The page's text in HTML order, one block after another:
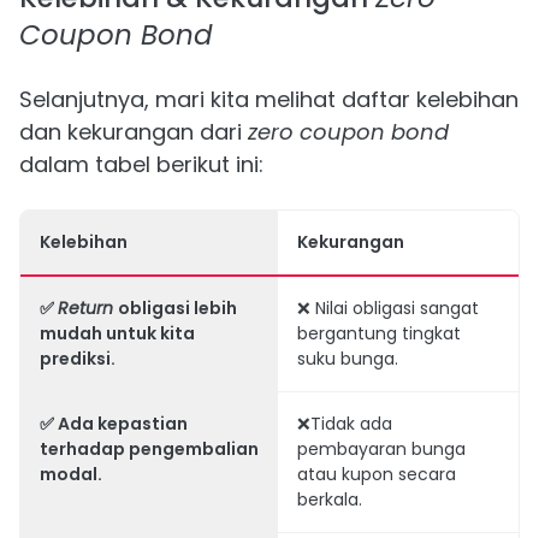
Coupon Bond
Selanjutnya, mari kita melihat daftar kelebihan
dan kekurangan dari zero coupon bond
dalam tabel berikut ini:
Kelebihan Kekurangan
✅Return obligasi lebih
mudah untuk kita
prediksi.
❌ Nilai obligasi sangat
bergantung tingkat
suku bunga.
✅ Ada kepastian
terhadap pengembalian
modal.
❌Tidak ada
pembayaran bunga
atau kupon secara
berkala.